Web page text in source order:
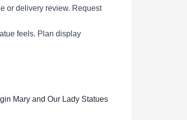
or delivery review. Request
feels. Plan display
Mary and Our Lady Statues